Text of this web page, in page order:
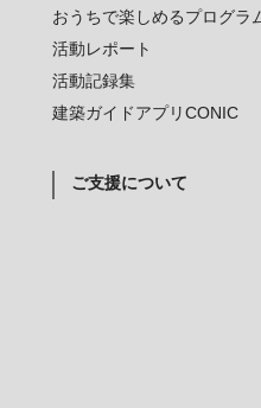
おうちで楽しめるプログラ
活動レポート
活動記録集
建築ガイドアプリCONIC
ご支援について